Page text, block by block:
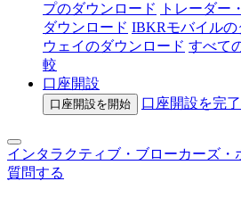
プのダウンロード
トレーダー
ダウンロード IBKRモバイルの
ウェイのダウンロード すべて
較
口座開設
口座開設を開始 口座開設を完
インタラクティブ・ブローカーズ・
質問する